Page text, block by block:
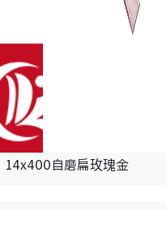
14x400自磨扁玫瑰金